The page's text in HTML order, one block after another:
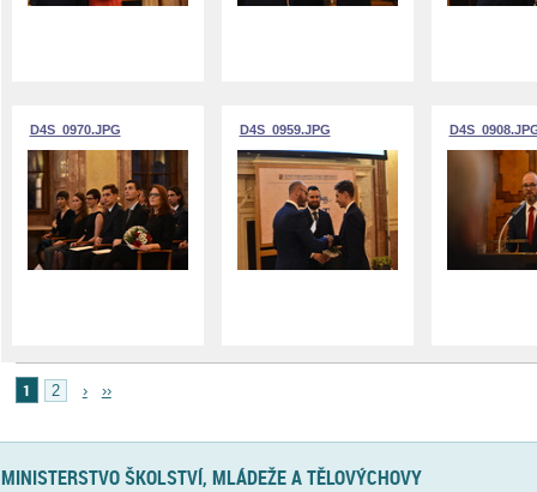
D4S_0970.JPG D4S_0959.JPG
1 2 › ››
MINISTERSTVO ŠKOLSTVÍ, MLÁDEŽE A TĚLOVÝCHOVY